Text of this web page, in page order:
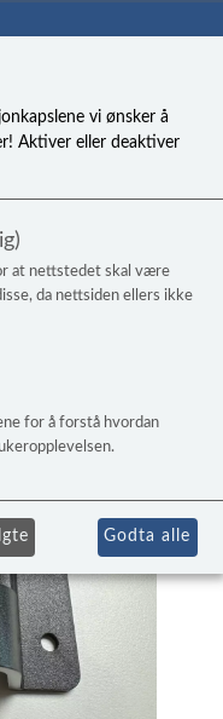
vi ønsker å
Aktiver eller deaktiver
at nettstedet skal være
da nettsiden ellers ikke
for å forstå hvordan
Godta alle